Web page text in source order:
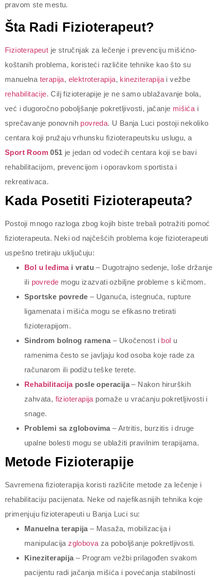
pravom ste mestu.
Šta Radi Fizioterapeut?
Fizioterapeut je stručnjak za lečenje i prevenciju mišićno-
koštanih problema, koristeći različite tehnike kao što su
manuelna terapija, elektroterapija, kineziterapija i vežbe
rehabilitacije. Cilj fizioterapije je ne samo ublažavanje bola,
već i dugoročno poboljšanje pokretljivosti, jačanje mišića i
sprečavanje ponovnih povreda. U Banja Luci postoji nekoliko
centara koji pružaju vrhunsku fizioterapeutsku uslugu, a
Sport Room 051 je jedan od vodećih centara koji se bavi
rehabilitacijom, prevencijom i oporavkom sportista i
rekreativaca.
Kada Posetiti Fizioterapeuta?
Postoji mnogo razloga zbog kojih biste trebali potražiti pomoć
fizioterapeuta. Neki od najčešćih problema koje fizioterapeuti
uspešno tretiraju uključuju:
Bol u leđimai vratu – Dugotrajno sedenje, loše držanje
ili povrede mogu izazvati ozbiljne probleme s kičmom.
Sportske povrede – Uganuća, istegnuća, rupture
ligamenata i mišića mogu se efikasno tretirati
fizioterapijom.
Sindrom bolnog ramena– Ukočenost i bol u
ramenima često se javljaju kod osoba koje rade za
računarom ili podižu teške terete.
Rehabilitacijaposle operacija– Nakon hirurških
zahvata, fizioterapija pomaže u vraćanju pokretljivosti i
snage.
Problemi sa zglobovima– Artritis, burzitis i druge
upalne bolesti mogu se ublažiti pravilnim terapijama.
Metode Fizioterapije
Savremena fizioterapija koristi različite metode za lečenje i
rehabilitaciju pacijenata. Neke od najefikasnijih tehnika koje
primenjuju fizioterapeuti u Banja Luci su:
Manuelna terapija– Masaža, mobilizacija i
manipulacijazglobova za poboljšanje pokretljivosti.
Kineziterapija– Program vežbi prilagođen svakom
pacijentu radi jačanja mišića i povećanja stabilnosti